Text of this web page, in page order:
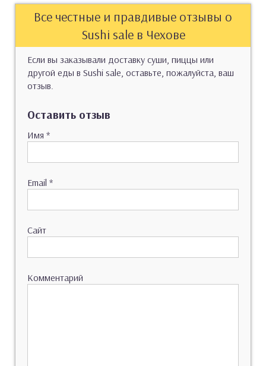
Все честные и правдивые отзывы о
Sushi sale в Чехове
Если вы заказывали доставку суши, пиццы или
другой еды в Sushi sale, оставьте, пожалуйста, ваш
отзыв.
Оставить отзыв
Имя *
Email *
Сайт
Комментарий